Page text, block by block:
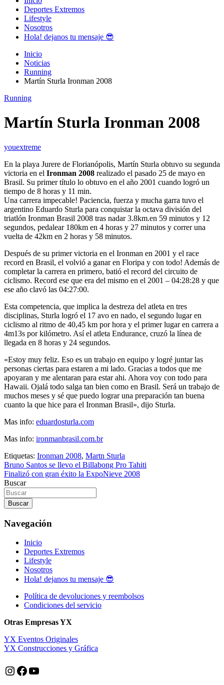
Deportes Extremos
Lifestyle
Nosotros
Hola! dejanos tu mensaje 😎
Inicio
Noticias
Running
Martín Sturla Ironman 2008
Running
Martín Sturla Ironman 2008
youextreme
En la playa Jurere de Florianópolis, Martín Sturla obtuvo su segunda
victoria en el Ironman 2008 realizado el pasado 25 de mayo en
Brasil. Su primer título lo obtuvo en el año 2001 cuando logró un
tiempo de 8 horas y 11 min.
Una carrera impecable! Paciencia, fuerza y mucha garra tuvo el
argentino Eduardo Sturla para conquistar la octava división del
triatlón Ironman Brasil 2008 tras nadar 3.8km.en 59 minutos y 12
segundos, pedalear 180km en 4 horas y 27 minutos y correr una
vuelta de 42km en 2 horas y 58 minutos.
Después de su primer victoria en el Ironman en 2001 y el race
record en Brasil, el volvió a ganar en Floripa y con todo! Además de
completar la carrera en primero, batió el record del circuito de
ciclismo. Record ese que era del mismo en el 2001 – 04:28:28 y que
ese año clavó las 04:27:00.
Esta competencia, que implica la destreza del atleta en tres
disciplinas, Sturla logró el 17 avo en nado, el segundo lugar en
ciclismo al ritmo de 40,45 km por hora y el primer lugar en carrera a
4m13s por kilómetro. Así el atleta Endurance, cruzó la línea de
llegada en 8 horas y 24 segundos.
«Estoy muy feliz. Eso es un trabajo en equipo y logré juntar las
personas ciertas para estaren a mi lado. Gracias a todos que me
apoyaran y me alentaran para estar ahi. Ahora voy con todo para
Hawaii. Ojalá todo salga tan bien como en Brasil. Será un trabajo de
muchos meses y sé que puedo lograr una preparación tan buena
cuanto la que hice para el Ironman Brasil», dijo Sturla.
Mas info: eduardosturla.com
Mas info: ironmanbrasil.com.br
Etiquetas: Ironman 2008, Martn Sturla
Navegación
de
entradas
Bruno Santos se llevo el Billabong Pro Tahiti
Finalizó con gran éxito la ExpoNieve 2008
Buscar
Buscar
Navegación
Inicio
Deportes Extremos
Lifestyle
Nosotros
Hola! dejanos tu mensaje 😎
Política de devoluciones y reembolsos
Condiciones del servicio
Otras Empresas YX
YX Eventos Originales
YX Construcciones y Gráfica
Instagram
Facebook
YouTube